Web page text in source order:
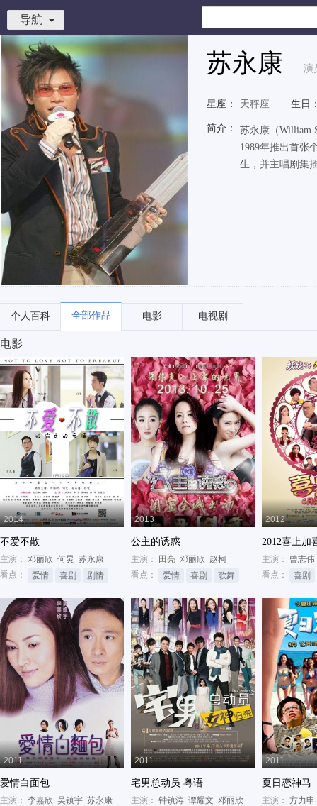
导航
苏永康 演
星座： 天秤座 生日
简介：
苏永康（William
1989年推出首张
生，并主唱剧集
个人百科 全部作品 电影 电视剧
电影
2014
不爱不散
主演： 邓丽欣 何炅 苏永康
看点：
爱情 喜剧 剧情
2013
公主的诱惑
主演： 田亮 邓丽欣 赵柯
看点：
爱情 喜剧 歌舞
2012
2012喜上加
主演： 曾志伟
看点：
喜剧
2011
爱情白面包
主演： 李嘉欣 吴镇宇 苏永康
2011
宅男总动员 粤语
主演： 钟镇涛 谭耀文 邓丽欣
2011
夏日恋神马
主演： 方力申